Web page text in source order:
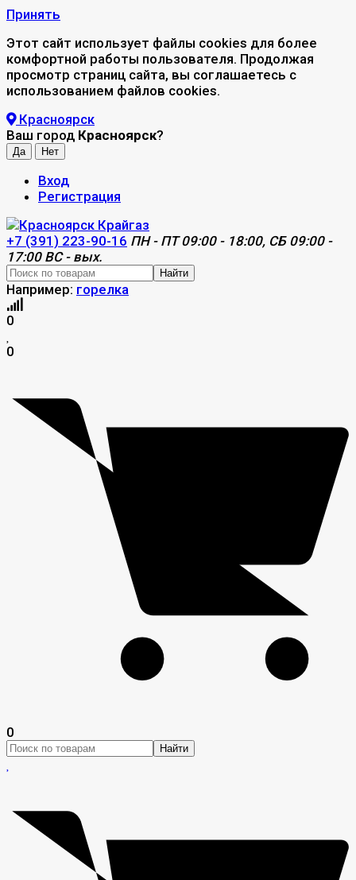
Принять
Этот сайт использует файлы cookies для более
комфортной работы пользователя. Продолжая
просмотр страниц сайта, вы соглашаетесь с
использованием файлов cookies.
Красноярск
Ваш город Красноярск?
Вход
Регистрация
+7 (391) 223-90-16 ПН - ПТ 09:00 - 18:00, СБ 09:00 -
17:00 ВС - вых.
Найти
Например: горелка
0
0
0
Найти